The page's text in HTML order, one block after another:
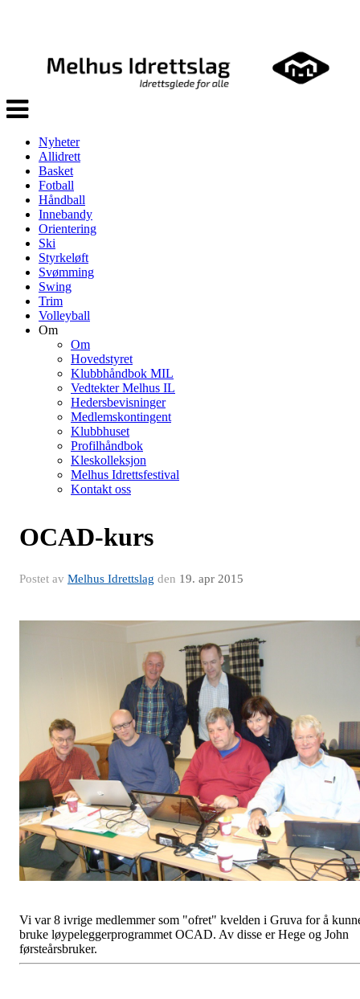
Veksle
navigasjon
Nyheter
Allidrett
Basket
Fotball
Håndball
Innebandy
Orientering
Ski
Styrkeløft
Svømming
Swing
Trim
Volleyball
Om
Om
Hovedstyret
Klubbhåndbok MIL
Vedtekter Melhus IL
Hedersbevisninger
Medlemskontingent
Klubbhuset
Profilhåndbok
Kleskolleksjon
Melhus Idrettsfestival
Kontakt oss
OCAD-kurs
Postet av Melhus Idrettslag den 19. apr 2015
Vi var 8 ivrige medlemmer som "ofret" kvelden i Gruva for å
bruke løypeleggerprogrammet OCAD. Av disse er Hege og John
førsteårsbruker.